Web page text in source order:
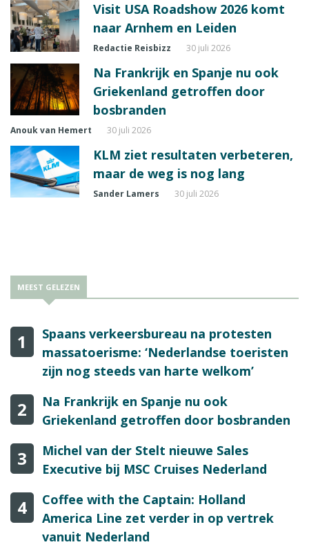
Visit USA Roadshow 2026 komt
naar Arnhem en Leiden
Redactie Reisbizz 30 juli 2026
Na Frankrijk en Spanje nu ook
Griekenland getroffen door
bosbranden
Anouk van Hemert 30 juli 2026
KLM ziet resultaten verbeteren,
maar de weg is nog lang
Sander Lamers 30 juli 2026
MEEST GELEZEN
1
Spaans verkeersbureau na protesten
massatoerisme: ‘Nederlandse toeristen
zijn nog steeds van harte welkom’
2
Na Frankrijk en Spanje nu ook
Griekenland getroffen door bosbranden
3
Michel van der Stelt nieuwe Sales
Executive bij MSC Cruises Nederland
4
Coffee with the Captain: Holland
America Line zet verder in op vertrek
vanuit Nederland